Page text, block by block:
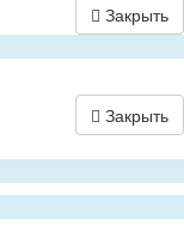
Закрыть
Закрыть